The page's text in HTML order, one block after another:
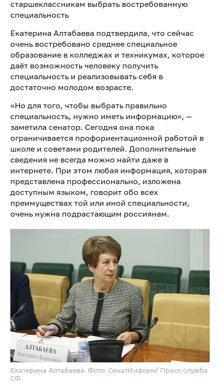
старшеклассникам выбрать востребованную
специальность
Екатерина Алтабаева подтвердила, что сейчас
очень востребовано среднее специальное
образование в колледжах и техникумах, которое
даёт возможность человеку получить
специальность и реализовывать себя в
достаточно молодом возрасте.
«Но для того, чтобы выбрать правильно
специальность, нужно иметь информацию», —
заметила сенатор. Сегодня она пока
ограничивается профориентационной работой в
школе и советами родителей. Дополнительные
сведения не всегда можно найти даже в
интернете. При этом любая информация, которая
представлена профессионально, изложена
доступным языком, говорит обо всех
преимуществах той или иной специальности,
очень нужна подрастающим россиянам.
Екатерина Алтабаева. Фото: СенатИнформ/ Пресс-служба
СФ